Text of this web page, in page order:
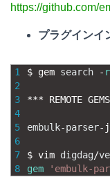
https://github.com/
プラグインイ
1
2
3
4
5
6
7
8
$ gem search - r
*** REMOTE
embulk-parser-
$ vim digdag/
gem
'embulk-